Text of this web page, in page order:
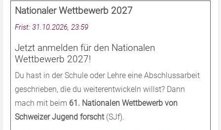
Nationaler Wettbewerb 2027
Frist: 31.10.2026, 23:59
Jetzt anmelden für den Nationalen
Wettbewerb 2027!
Du hast in der Schule oder Lehre eine Abschlussarbeit
geschrieben, die du weiterentwickeln willst? Dann
mach mit beim 61. Nationalen Wettbewerb von
Schweizer Jugend forscht(SJf).